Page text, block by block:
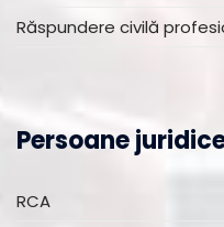
Răspundere civilă
Persoane
RCA